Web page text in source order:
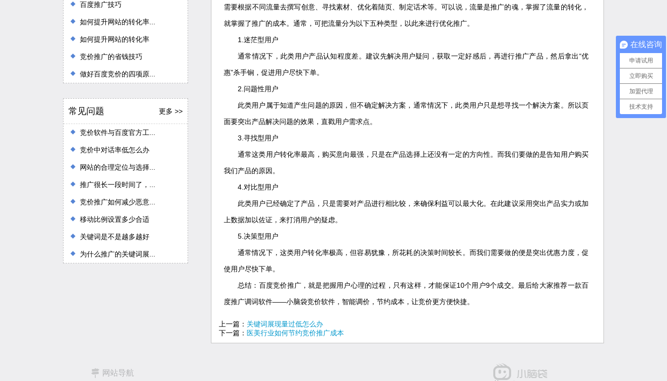
百度推广技巧
如何提升网站的转化率...
如何提升网站的转化率
竞价推广的省钱技巧
做好百度竞价的四项原...
常见问题 更多 >>
竞价软件与百度官方工...
竞价中对话率低怎么办
网站的合理定位与选择...
推广很长一段时间了，...
竞价推广如何减少恶意...
移动比例设置多少合适
关键词是不是越多越好
为什么推广的关键词展...
需要根据不同流量去撰写创意、寻找素材、优化着陆页、制定话术等。可以说，流量是推广的魂，掌握了流量的转化，
就掌握了推广的成本。通常，可把流量分为以下五种类型，以此来进行优化推广。
1.迷茫型用户
通常情况下，此类用户产品认知程度差。建议先解决用户疑问，获取一定好感后，再进行推广产品，然后拿出“优
惠”杀手锏，促进用户尽快下单。
2.问题性用户
此类用户属于知道产生问题的原因，但不确定解决方案，通常情况下，此类用户只是想寻找一个解决方案。所以页
面要突出产品解决问题的效果，直戳用户需求点。
3.寻找型用户
通常这类用户转化率最高，购买意向最强，只是在产品选择上还没有一定的方向性。而我们要做的是告知用户购买
我们产品的原因。
4.对比型用户
此类用户已经确定了产品，只是需要对产品进行相比较，来确保利益可以最大化。在此建议采用突出产品实力或加
上数据加以佐证，来打消用户的疑虑。
5.决策型用户
通常情况下，这类用户转化率极高，但容易犹豫，所花耗的决策时间较长。而我们需要做的便是突出优惠力度，促
使用户尽快下单。
总结：百度竞价推广，就是把握用户心理的过程，只有这样，才能保证10个用户9个成交。最后给大家推荐一款百
度推广调词软件——小脑袋竞价软件，智能调价，节约成本，让竞价更方便快捷。
上一篇： 关键词展现量过低怎么办
下一篇： 医美行业如何节约竞价推广成本
网站导航
在线咨询
申请试用
立即购买
加盟代理
技术支持